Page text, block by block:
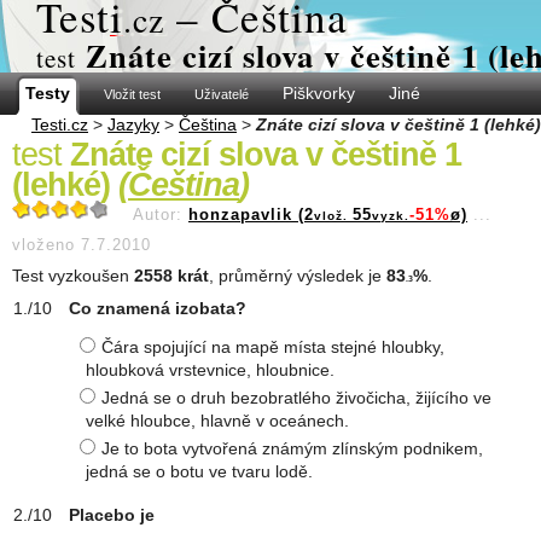
Testi.cz – Čeština
test Znáte cizí slova v češtině 1
Testy Vložit test Uživatelé Piškvorky
Jiné
Testi.cz > Jazyky > Čeština > Znáte cizí slova v češtině 1 (lehké)
test Znáte cizí slova v češtině 1
(lehké) (Čeština)
Autor: honzapavlik (2vlož. 55vyzk. -51%ø) ...
vloženo 7.7.2010
Test vyzkoušen 2558 krát , průměrný výsledek je 83 .3%
Co znamená izobata?
Čára spojující na mapě místa stejné hloubky,
hloubková vrstevnice, hloubnice.
Jedná se o druh bezobratlého živočicha, žijícího ve
velké hloubce, hlavně v oceánech.
Je to bota vytvořená známým zlínským podnikem,
jedná se o botu ve tvaru lodě.
Placebo je